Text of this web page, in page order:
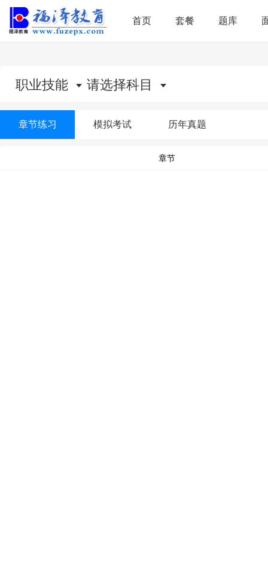
首页 套餐 题库
职业技能 请选择科目
章节练习 模拟考试 历年真题
章节